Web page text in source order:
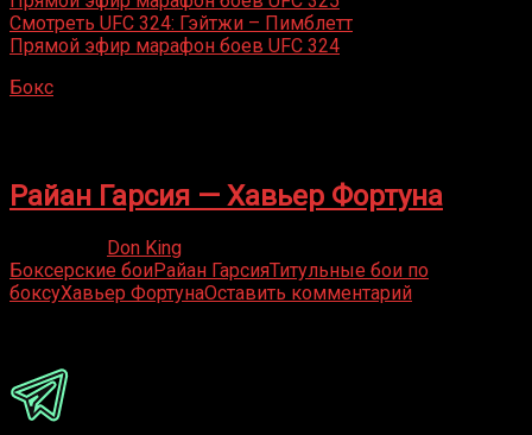
Смотреть UFC 324: Гэйтжи – Пимблетт
Прямой эфир марафон боев UFC 324
Бокс
Райан Гарсия — Хавьер Фортуна
Don King
Боксерские боиРайан ГарсияТитульные бои по
боксуХавьер ФортунаОставить комментарий